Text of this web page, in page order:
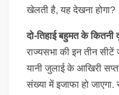
खेलती है, यह देखना होगा?
दो-तिहाई बहुमत के कितनी
राज्यसभा की इन तीन
यानी जुलाई के आखिरी
संख्या में इजाफा हो